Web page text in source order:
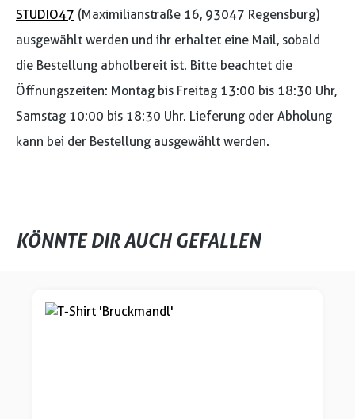
STUDIO47 (Maximilianstraße 16, 93047 Regensburg)
ausgewählt werden und ihr erhaltet eine Mail, sobald
die Bestellung abholbereit ist. Bitte beachtet die
Öffnungszeiten: Montag bis Freitag 13:00 bis 18:30 Uhr,
Samstag 10:00 bis 18:30 Uhr. Lieferung oder Abholung
kann bei der Bestellung ausgewählt werden.
KÖNNTE DIR AUCH GEFALLEN